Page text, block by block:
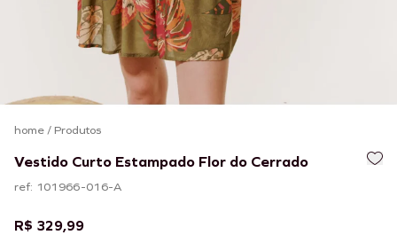
home/ Produtos
Vestido Curto Estampado Flor do Cerrado
ref: 101966-016-A
R$ 329,99